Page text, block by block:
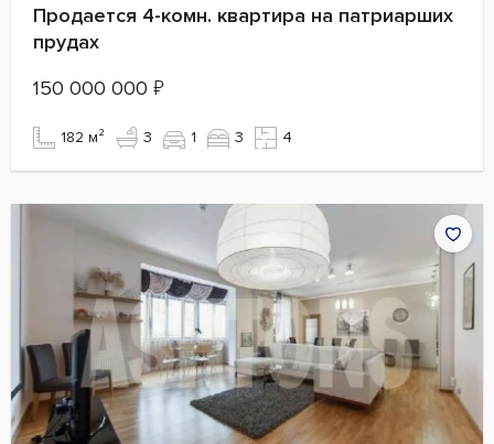
Продается 4-комн. квартира на патриарших
прудах
150 000 000 ₽
182 м² 3 1 3 4